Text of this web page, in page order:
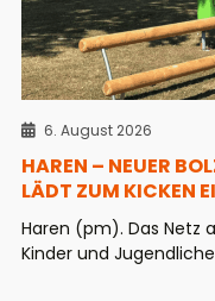
6. August 2026
HAREN – NEUER
LÄDT ZUM KICKEN
Haren (pm). Das Netz
Kinder und